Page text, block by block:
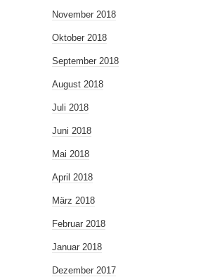
November 2018
Oktober 2018
September 2018
August 2018
Juli 2018
Juni 2018
Mai 2018
April 2018
März 2018
Februar 2018
Januar 2018
Dezember 2017